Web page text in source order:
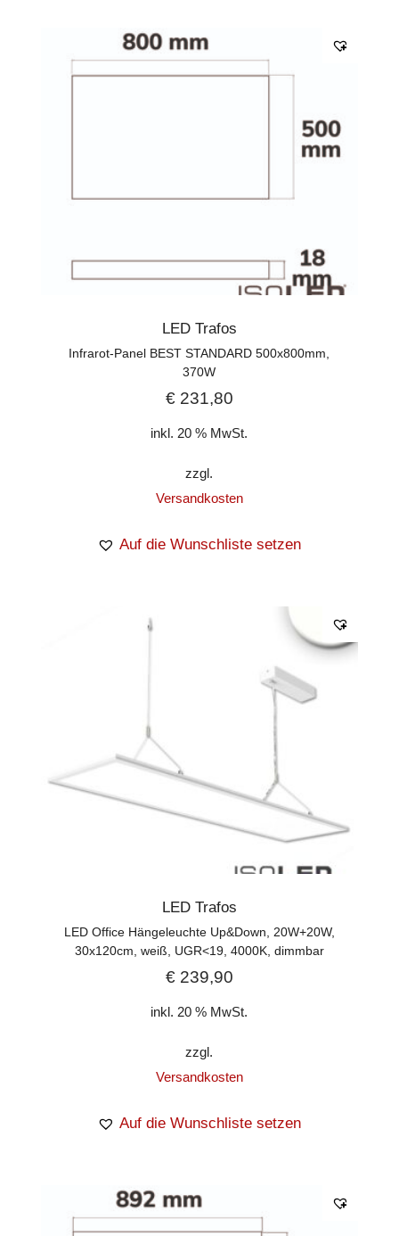
LED Trafos
Infrarot-Panel BEST STANDARD 500x800mm,
370W
€231,80
inkl. 20 % MwSt.
zzgl.
Versandkosten
Auf die Wunschliste setzen
LED Trafos
LED Office Hängeleuchte Up&Down, 20W+20W,
30x120cm, weiß, UGR<19, 4000K, dimmbar
€239,90
inkl. 20 % MwSt.
zzgl.
Versandkosten
Auf die Wunschliste setzen